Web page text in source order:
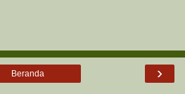
›
Beranda